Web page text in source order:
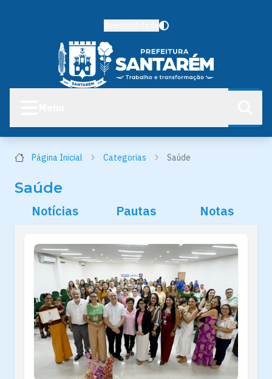
Página Inicial Categorias Saúde
Saúde
Notícias Pautas Notas